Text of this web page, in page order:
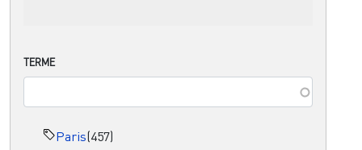
TERME
Paris(457)